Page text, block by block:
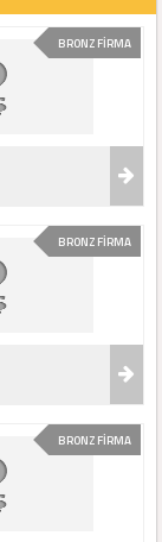
BRONZ FİRMA
BRONZ FİRMA
BRONZ FİRMA